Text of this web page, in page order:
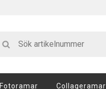
Fotoramar Collageramar